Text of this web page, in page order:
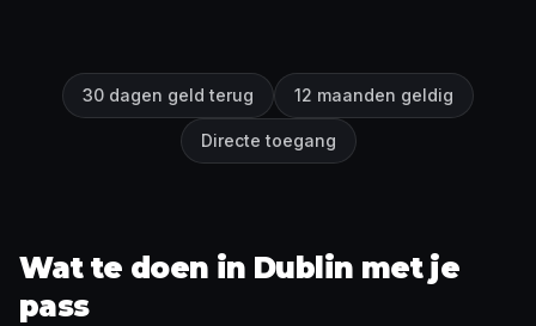
30 dagen geld terug 12 maanden geldig
Directe toegang
Wat te doen in Dublin met je
pass